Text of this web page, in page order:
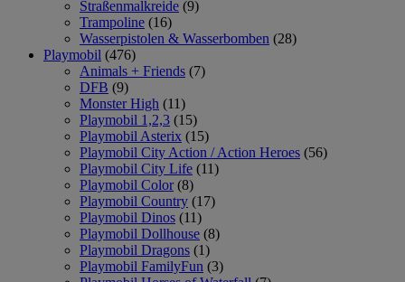
Straßenmalkreide (9)
Trampoline (16)
Wasserpistolen & Wasserbomben (28)
Playmobil (476)
Animals + Friends (7)
DFB (9)
Monster High (11)
Playmobil 1,2,3 (15)
Playmobil Asterix (15)
Playmobil City Action / Action Heroes (56)
Playmobil City Life (11)
Playmobil Color (8)
Playmobil Country (17)
Playmobil Dinos (11)
Playmobil Dollhouse (8)
Playmobil Dragons (1)
Playmobil FamilyFun (3)